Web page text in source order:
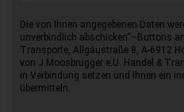
Die von Ihnen angegebenen Daten
unverbindlich abschicken“–Buttons
Transporte, Allgäustraße 8, A-6912
von J.Moosbrugger e.U. Handel &
in Verbindung setzen und Ihnen ein
übermitteln.